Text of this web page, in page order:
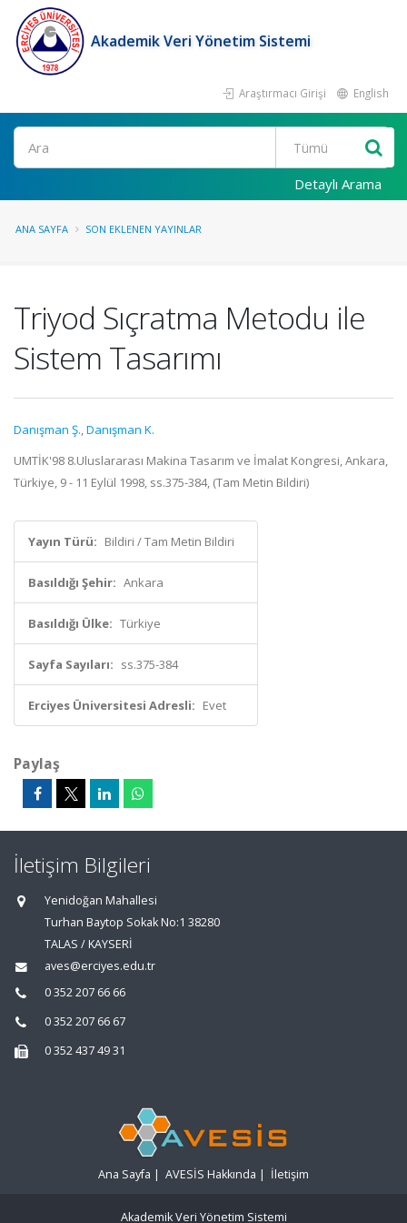
Akademik Veri Yönetim Sistemi
Araştırmacı Girişi English
Ara
Detaylı Arama
ANA SAYFA SON EKLENEN YAYINLAR
Triyod Sıçratma Metodu ile
Sistem Tasarımı
Danışman Ş.,Danışman K.
UMTİK'98 8.Uluslararası Makina Tasarım ve İmalat Kongresi, Ankara,
Türkiye, 9 - 11 Eylül 1998, ss.375-384, (Tam Metin Bildiri)
Yayın Türü: Bildiri / Tam Metin Bildiri
Basıldığı Şehir: Ankara
Basıldığı Ülke: Türkiye
Sayfa Sayıları: ss.375-384
Erciyes Üniversitesi Adresli: Evet
Paylaş
İletişim Bilgileri
Yenidoğan Mahallesi
Turhan Baytop Sokak No:1 38280
TALAS / KAYSERİ
aves@erciyes.edu.tr
0 352 207 66 66
0 352 207 66 67
0 352 437 49 31
Ana Sayfa | AVESİS Hakkında | İletişim
Akademik Veri Yönetim Sistemi